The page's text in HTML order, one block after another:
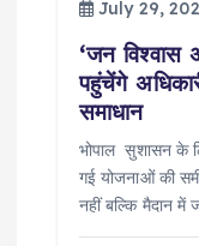
July 29,
‘जन विश्वास
पहुंचेंगे
समाधान
भोपाल सुशासन के
गई योजनाओं की
नहीं बल्कि मैदान में